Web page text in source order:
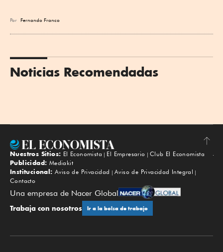
Por Fernando Franco
Noticias Recomendadas
Subir
Nuestros Sitios: El Economista El Empresario
Club El Economista
Publicidad: Mediakit
Institucional: Aviso de Privacidad
Aviso de Privacidad Integral
Contacto
Una empresa de Nacer Global
Trabaja con nosotros Ir a la bolsa de trabajo